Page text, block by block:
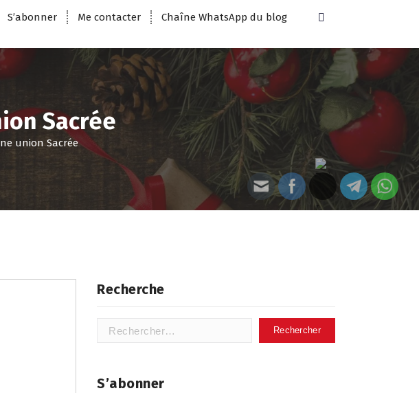
S’abonner Me contacter Chaîne WhatsApp du blog
Sacrée
union Sacrée
Recherche
Rechercher :
S’abonner